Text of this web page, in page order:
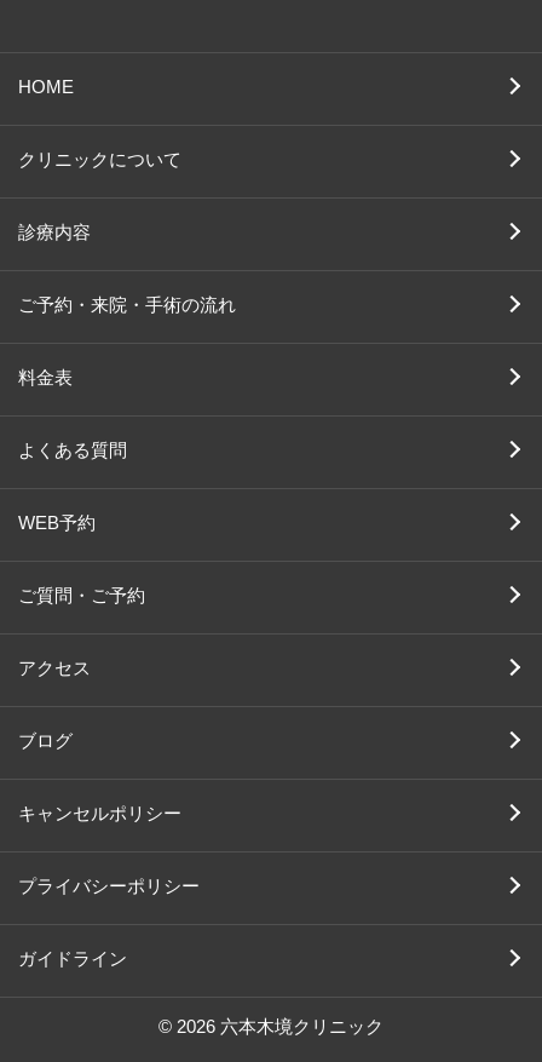
HOME
クリニックについて
診療内容
ご予約・来院・手術の流れ
料金表
よくある質問
WEB予約
ご質問・ご予約
アクセス
ブログ
キャンセルポリシー
プライバシーポリシー
ガイドライン
© 2026 六本木境クリニック